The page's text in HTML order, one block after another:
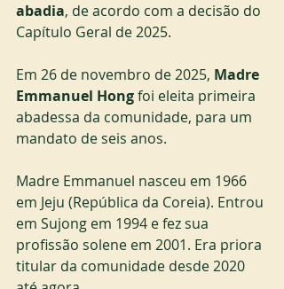
abadia, de acordo com a decisão do
Capítulo Geral de 2025.
Em 26 de novembro de 2025, Madre
Emmanuel Hong foi eleita primeira
abadessa da comunidade, para um
mandato de seis anos.
Madre Emmanuel nasceu em 1966
em Jeju (República da Coreia). Entrou
em Sujong em 1994 e fez sua
profissão solene em 2001. Era priora
titular da comunidade desde 2020